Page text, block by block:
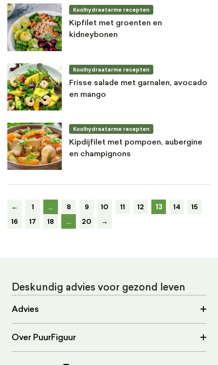
Koolhydraatarme recepten
Kipfilet met groenten en
kidneybonen
Koolhydraatarme recepten
Frisse salade met garnalen, avocado
en mango
Koolhydraatarme recepten
Kipdijfilet met pompoen, aubergine
en champignons
← 1 … 8 9 10 11 12 13 14
15
16
17 18 … 20 →
Deskundig advies voor gezond leven
Advies
Over PuurFiguur